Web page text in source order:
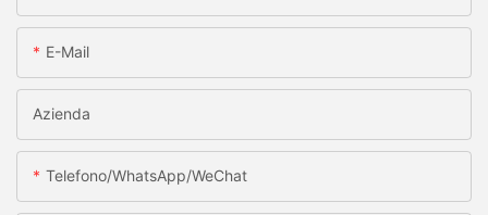
E-Mail
Azienda
Telefono/WhatsApp/WeChat